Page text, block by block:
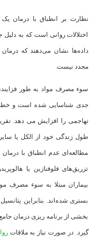
نظارت بر انطباق با درمان یک
اختلالات روانی است که به
داده‌ها نشان می‌دهند که درمان
مجدد نیست.
سوء مصرف مواد به طور فزاینده
جدی شناسایی شده است و خطر
تهاجمی را افزایش می دهد.
طول زندگی خود از الکل یا
مطالعه‌ای عدم انطباق با درمان
تزریق‌های فلوفنازین یا
بیماران مبتلا به سوء مصرف
بستری شده‌اند. بنابراین
بخشی از برنامه ریزی درمان
گیرد. در صورت نیاز به ملاقات